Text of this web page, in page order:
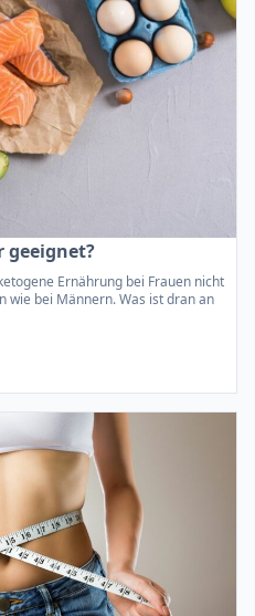
geeignet?
Ernährung bei Frauen nicht
wie bei Männern. Was ist dran an